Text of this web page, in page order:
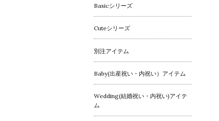
Basicシリーズ
Cuteシリーズ
別注アイテム
Baby(出産祝い・内祝い）アイテム
Wedding(結婚祝い・内祝い)アイテ
ム